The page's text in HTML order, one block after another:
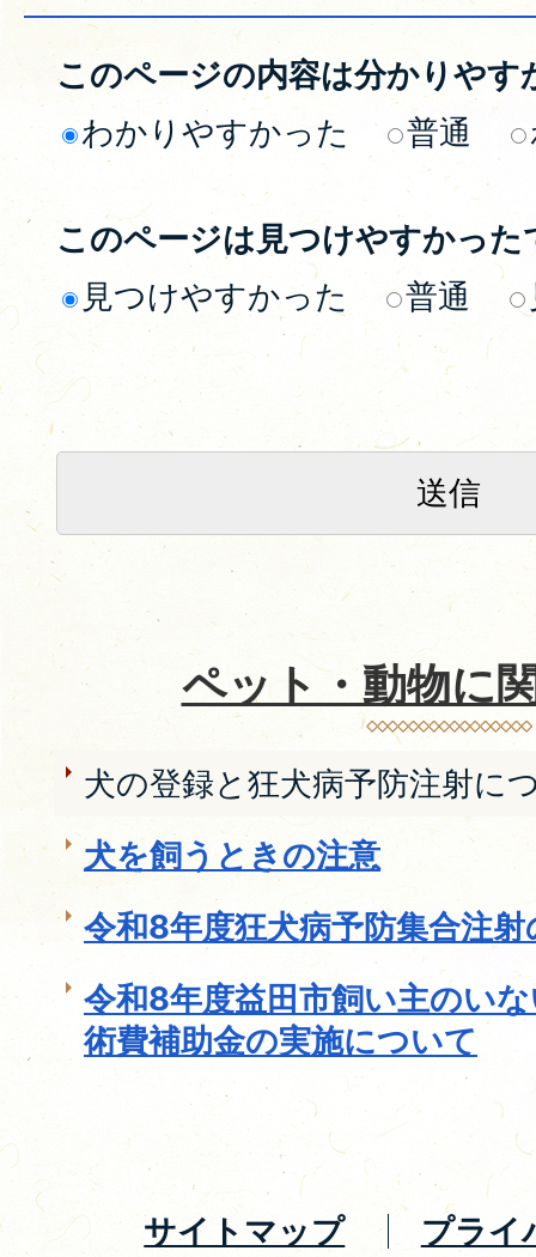
このページの内容は分かりやす
わかりやすかった
普通
このページは見つけやすかった
見つけやすかった
普通
ペット・動物に
犬の登録と狂犬病予防注射に
犬を飼うときの注意
令和8年度狂犬病予防集合注
令和8年度益田市飼い主のい
術費補助金の実施について
サイトマップ
プライ